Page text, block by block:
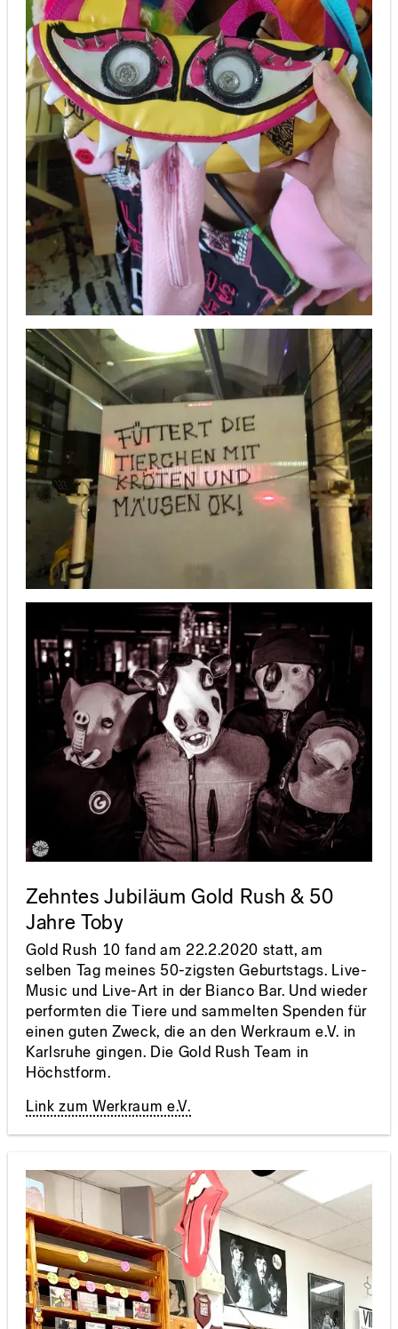
Zehntes Jubiläum Gold Rush & 50
Jahre Toby
Gold Rush 10 fand am 22.2.2020 statt, am
selben Tag meines 50-zigsten Geburtstags. Live-
Music und Live-Art in der Bianco Bar. Und wieder
performten die Tiere und sammelten Spenden für
einen guten Zweck, die an den Werkraum e.V. in
Karlsruhe gingen. Die Gold Rush Team in
Höchstform.
Link zum Werkraum e.V.